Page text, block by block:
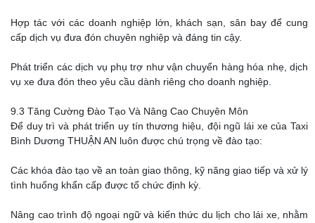
Hợp tác với các doanh nghiệp lớn, khách sạn, sân bay để cung
cấp dịch vụ đưa đón chuyên nghiệp và đáng tin cậy.
Phát triển các dịch vụ phụ trợ như vận chuyển hàng hóa nhẹ, dịch
vụ xe đưa đón theo yêu cầu dành riêng cho doanh nghiệp.
9.3 Tăng Cường Đào Tạo Và Nâng Cao Chuyên Môn
Để duy trì và phát triển uy tín thương hiệu, đội ngũ lái xe của Taxi
Bình Dương THUẬN AN luôn được chú trọng về đào tạo:
Các khóa đào tạo về an toàn giao thông, kỹ năng giao tiếp và xử lý
tình huống khẩn cấp được tổ chức định kỳ.
Nâng cao trình độ ngoại ngữ và kiến thức du lịch cho lái xe, nhằm